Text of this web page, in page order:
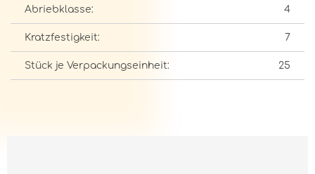
Abriebklasse: 4
Kratzfestigkeit: 7
Stück je Verpackungseinheit: 25